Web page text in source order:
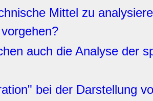
Mittel zu
auch die Analyse der
bei der Darstellung